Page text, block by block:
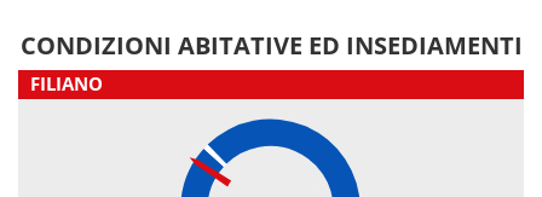
CONDIZIONI ABITATIVE ED INSEDIAMENTI
FILIANO